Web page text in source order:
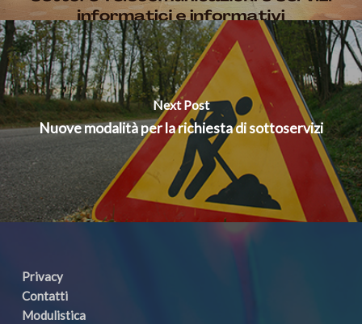
Next Post
Nuove modalità per la richiesta di sottoservizi
Privacy
Contatti
Modulistica